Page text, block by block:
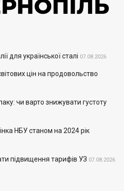
для української сталі 07.08.2026
цін на продовольство
чи варто знижувати густоту
НБУ станом на 2024 рік
підвищення тарифів УЗ 07.08.2026